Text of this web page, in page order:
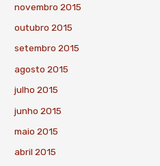
novembro 2015
outubro 2015
setembro 2015
agosto 2015
julho 2015
junho 2015
maio 2015
abril 2015